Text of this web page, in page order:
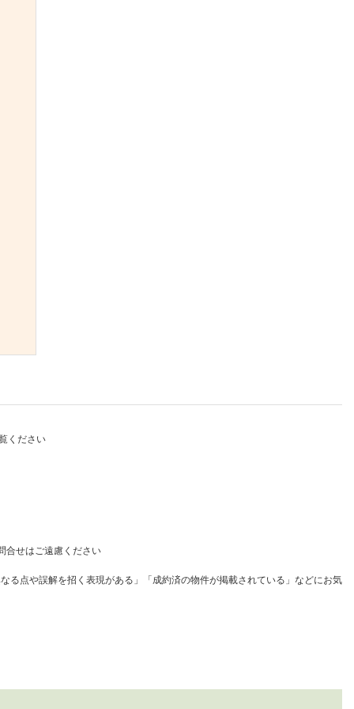
ください
合せはご遠慮ください
る点や誤解を招く表現がある」「成約済の物件が掲載されている」などにお気